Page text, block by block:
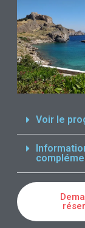
Voir le